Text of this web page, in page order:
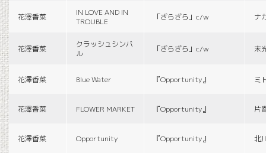
花澤香菜
IN LOVE AND IN
TROUBLE
「ざらざら」c/w ナ
花澤香菜
クラッシュシンバ
ル
「ざらざら」c/w 末
花澤香菜 Blue Water 『Opportunity』 ミ
花澤香菜 FLOWER MARKET 『Opportunity』 片
花澤香菜 Opportunity 『Opportunity』 北